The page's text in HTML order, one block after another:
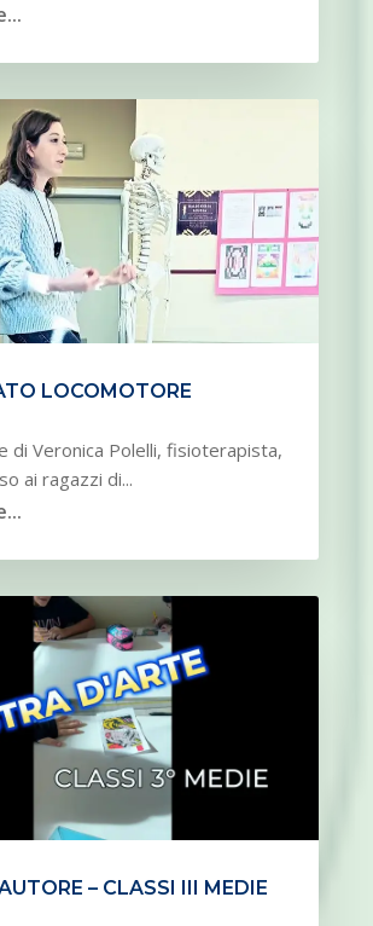
LOCOMOTORE
di Veronica Polelli, fisioterapista,
ai ragazzi di...
– CLASSI III MEDIE